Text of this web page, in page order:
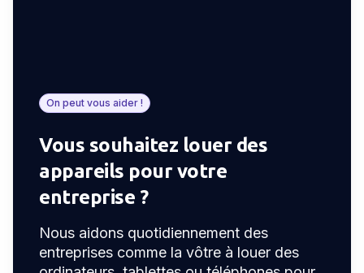
On peut vous aider !
Vous souhaitez louer des
appareils pour votre
entreprise ?
Nous aidons quotidiennement des
entreprises comme la vôtre à louer des